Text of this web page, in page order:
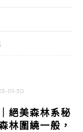
01-30
絕美森林系秘
林圍繞一般，